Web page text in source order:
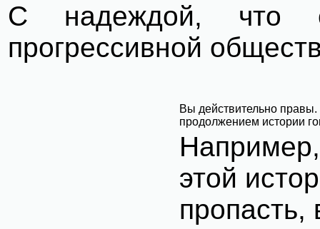
С надеждой, что
прогрессивной
Вы действительно
продолжением истории
этой
пропасть,